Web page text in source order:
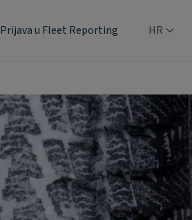
Prijava u Fleet Reporting HR